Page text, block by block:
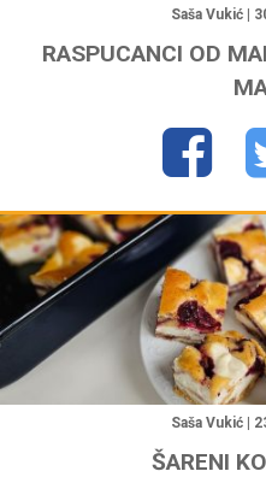
Saša Vukić |
RASPUCANCI OD
Saša Vukić |
ŠARENI